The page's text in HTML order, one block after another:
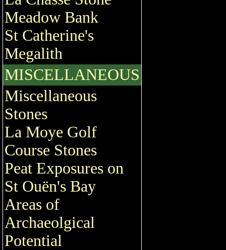
Meadow Bank
St Catherine's
Megalith
MISCELLANEOUS
Miscellaneous
Stones
La Moye Golf
Course Stones
Peat Exposures on
St Ouën's Bay
Areas of
Archaeolgical
Potential